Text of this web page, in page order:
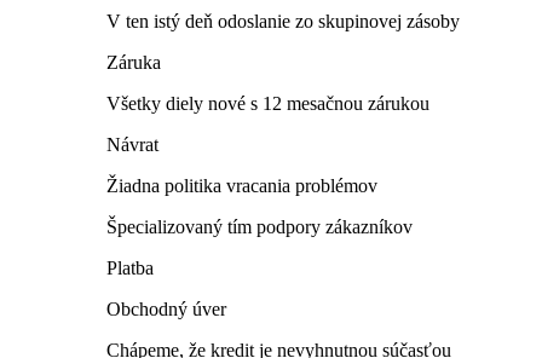
V ten istý deň odoslanie zo skupinovej zásoby
Záruka
Všetky diely nové s 12 mesačnou zárukou
Návrat
Žiadna politika vracania problémov
Špecializovaný tím podpory zákazníkov
Platba
Obchodný úver
Chápeme, že kredit je nevyhnutnou súčasťou